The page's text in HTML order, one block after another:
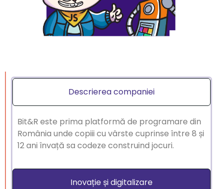
Descrierea companiei
Inovație și digitalizare
Bit&R este prima platformă de programare din
România unde copiii cu vârste cuprinse între 8 și
12 ani învață sa codeze construind jocuri.